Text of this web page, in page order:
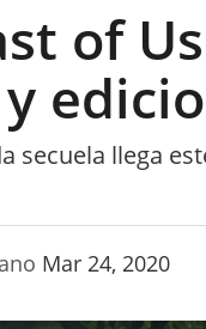
of
secuela llega
Mar 24, 2020